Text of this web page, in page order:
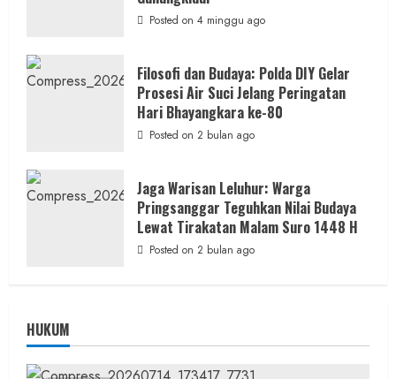
Posted on 4 minggu ago
Filosofi dan Budaya: Polda DIY Gelar
Prosesi Air Suci Jelang Peringatan
Hari Bhayangkara ke-80
Posted on 2 bulan ago
Jaga Warisan Leluhur: Warga
Pringsanggar Teguhkan Nilai Budaya
Lewat Tirakatan Malam Suro 1448 H
Posted on 2 bulan ago
HUKUM